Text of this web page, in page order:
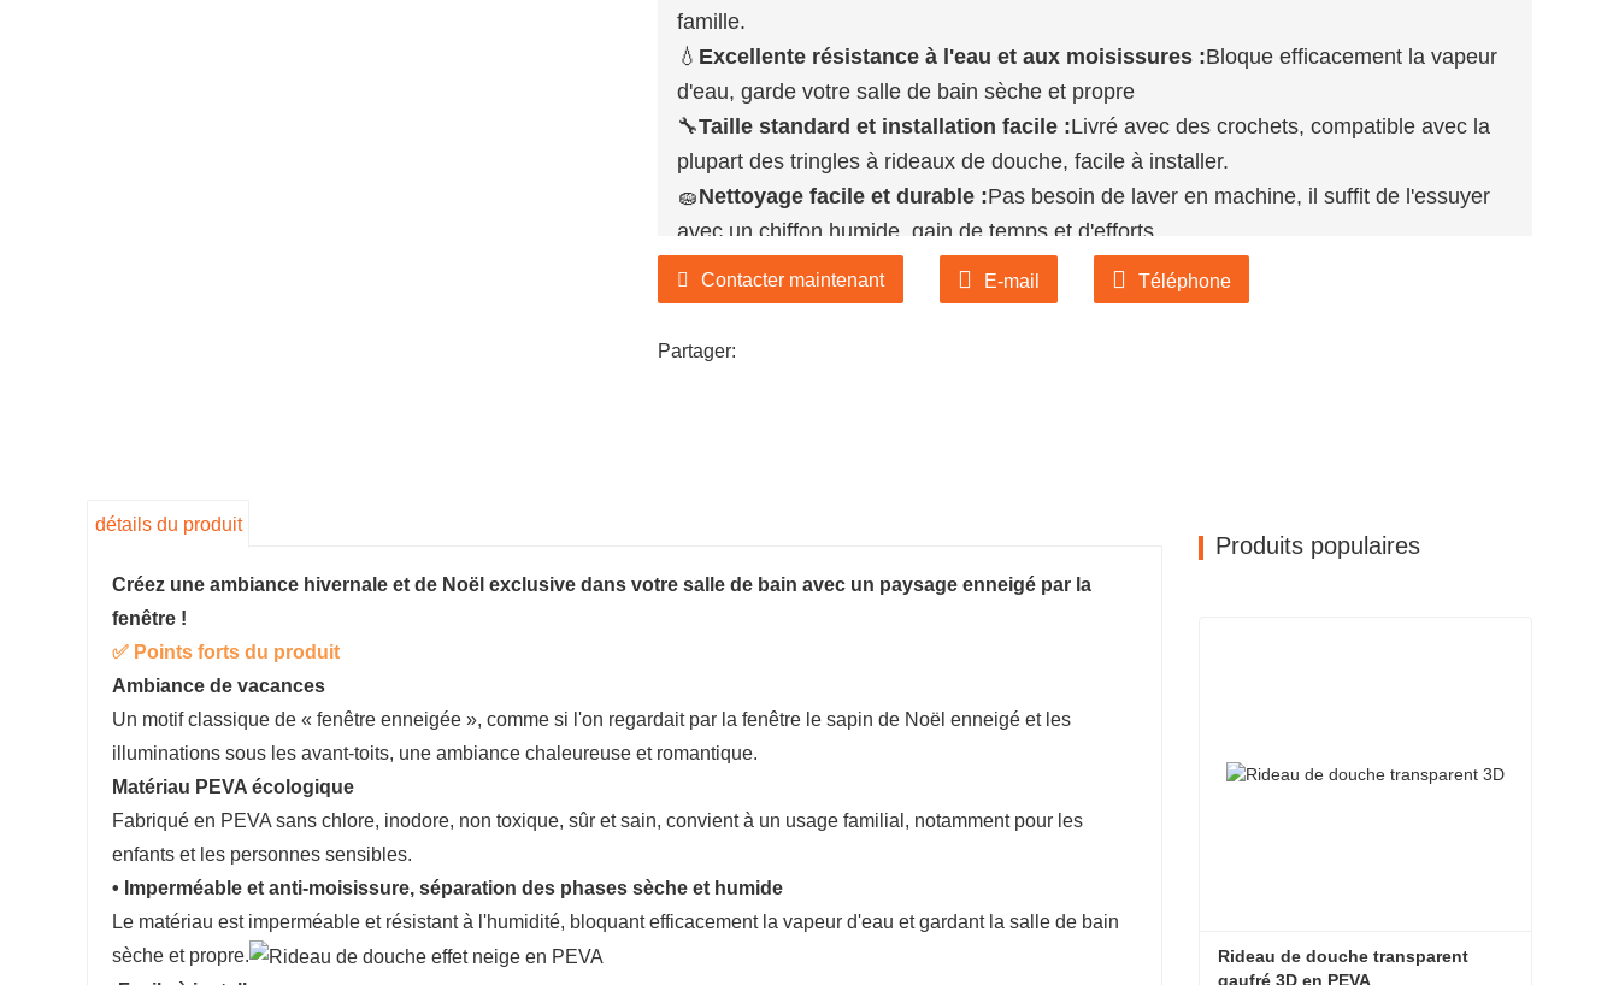
famille.
💧 Excellente résistance à l'eau et aux moisissures :Bloque efficacement la vapeur
d'eau, garde votre salle de bain sèche et propre
🔧Taille standard et installation facile :Livré avec des crochets, compatible avec la
plupart des tringles à rideaux de douche, facile à installer.
🧽Nettoyage facile et durable :Pas besoin de laver en machine, il suffit de l'essuyer
avec un chiffon humide, gain de temps et d'efforts.
Nous pouvons personnaliser tous les produits en fonction de vos spécifications et exigences.
Tout est négociable. N'hésitez pas à nous contacter.
Contacter maintenant E-mail Téléphone
Partager:
détails du produit
Créez une ambiance hivernale et de Noël exclusive dans votre salle de bain avec un paysage enneigé par la
fenêtre !
✅ Points forts du produit
Ambiance de vacances
Un motif classique de « fenêtre enneigée », comme si l'on regardait par la fenêtre le sapin de Noël enneigé et les
illuminations sous les avant-toits, une ambiance chaleureuse et romantique.
Matériau PEVA écologique
Fabriqué en PEVA sans chlore, inodore, non toxique, sûr et sain, convient à un usage familial, notamment pour les
enfants et les personnes sensibles.
• Imperméable et anti-moisissure, séparation des phases sèche et humide
Le matériau est imperméable et résistant à l'humidité, bloquant efficacement la vapeur d'eau et gardant la salle de bain
sèche et propre.
Produits populaires
Rideau de douche transparent
gaufré 3D en PEVA